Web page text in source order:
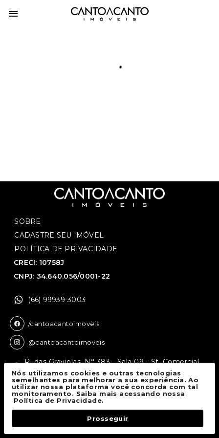
SOBRE
CADASTRE SEU IMÓVEL
POLÍTICA DE PRIVACIDADE
CRECI: 10758J
CNPJ: 34.640.056/0001-22
(66) 99939-3003
/cantoacantoimoveis
@cantoacantoimoveis
R. das Graviolas, N° 383 - Sala 09 - St. Comercial,
Sinop - MT, 78550-136
Canto a Canto Imóveis© 2026.
Todos os direitos reservados.
Nós utilizamos cookies e outras tecnologias
semelhantes para melhorar a sua experiência. Ao
utilizar nossa plataforma você concorda com tal
monitoramento. Saiba mais acessando nossa
Política de Privacidade.
Prosseguir